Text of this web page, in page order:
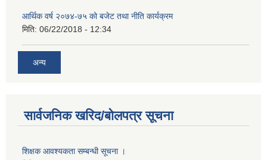
आर्थिक वर्ष २०७४-७५ को बजेट तथा नीति कार्यक्रम
मिति: 06/22/2018 - 12:34
अन्य
सार्वजनिक खरिद/बोलपत्र सूचना
शिक्षक आवश्यकता सम्बन्धी सूचना ।